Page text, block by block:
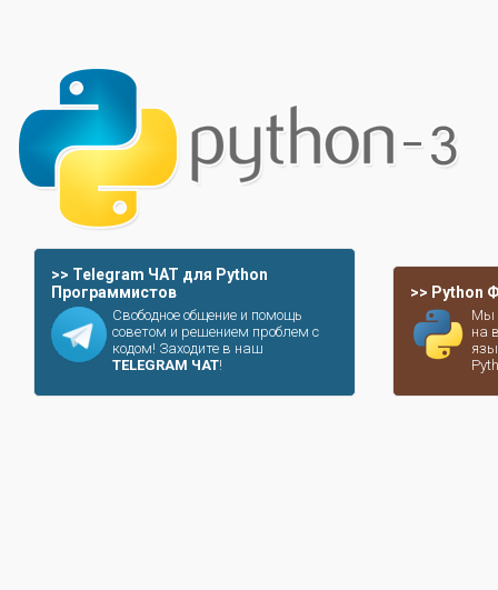
>> Telegram ЧАТ для Python
Программистов
Свободное общение и помощь
советом и решением проблем с
кодом! Заходите в наш
TELEGRAM ЧАТ!
>> Python
Мы
на